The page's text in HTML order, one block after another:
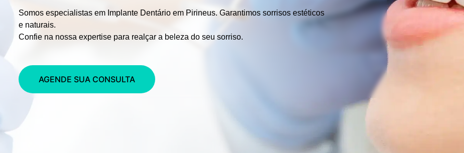
Somos especialistas em Implante Dentário em Pirineus. Garantimos sorrisos estéticos
e naturais.
Confie na nossa expertise para realçar a beleza do seu sorriso.
AGENDE SUA CONSULTA